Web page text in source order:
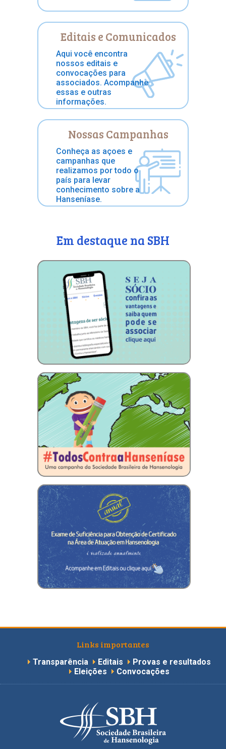
Editais e Comunicados
Aqui você encontra
nossos editais e
convocações para
associados. Acompanhe
essas e outras
informações.
Nossas Campanhas
Conheça as açoes e
campanhas que
realizamos por todo o
país para levar
conhecimento sobre a
Hanseníase.
Em destaque na SBH
Links importantes
Transparência Editais
Provas e resultados
Eleições
Convocações